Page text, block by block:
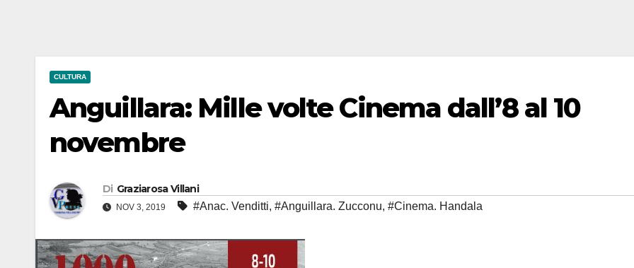
CULTURA
Anguillara: Mille volte Cinema dall’8 al 10
novembre
Di Graziarosa Villani
NOV 3, 2019 #Anac. Venditti, #Anguillara. Zucconu, #Cinema. Handala